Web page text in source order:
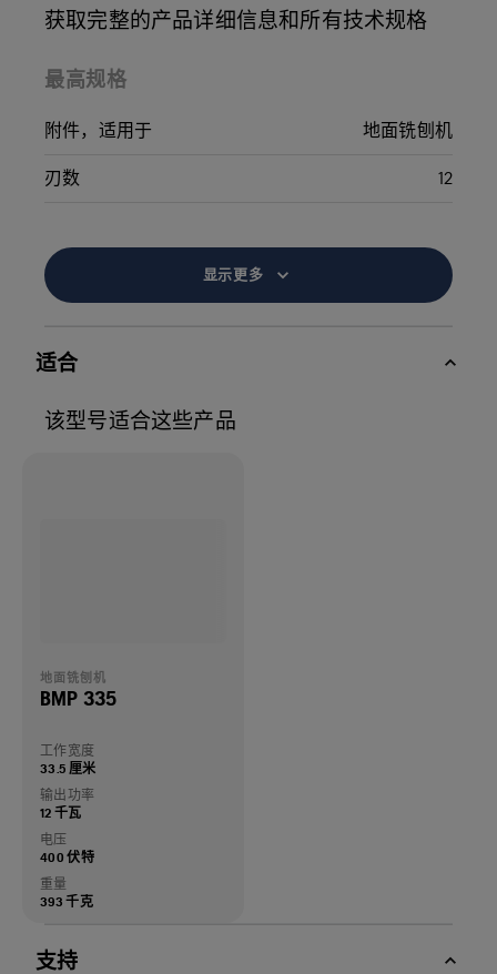
获取完整的产品详细信息和所有技术规格
最高规格
附件，适用于 地面铣刨机
刃数 12
显示更多
适合
该型号适合这些产品
地面铣刨机
BMP 335
工作宽度
33.5 厘米
输出功率
12 千瓦
电压
400 伏特
重量
393 千克
支持